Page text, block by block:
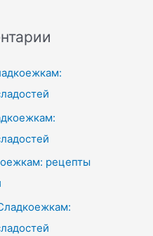
рецепты